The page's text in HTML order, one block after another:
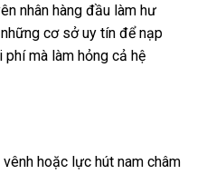
nhân hàng đầu làm hư
cơ sở uy tín để nạp
mà làm hỏng cả hệ
hoặc lực hút nam châm